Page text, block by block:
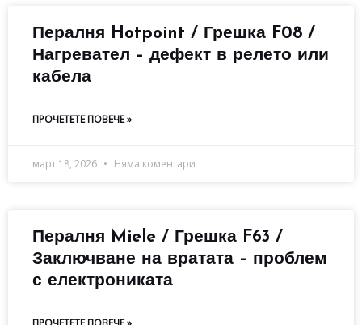
Пералня Hotpoint / Грешка F08 /
Нагревател – дефект в релето или
кабела
ПРОЧЕТЕТЕ ПОВЕЧЕ »
март 18, 2026 Няма коментари
Пералня Miele / Грешка F63 /
Заключване на вратата – проблем
с електрониката